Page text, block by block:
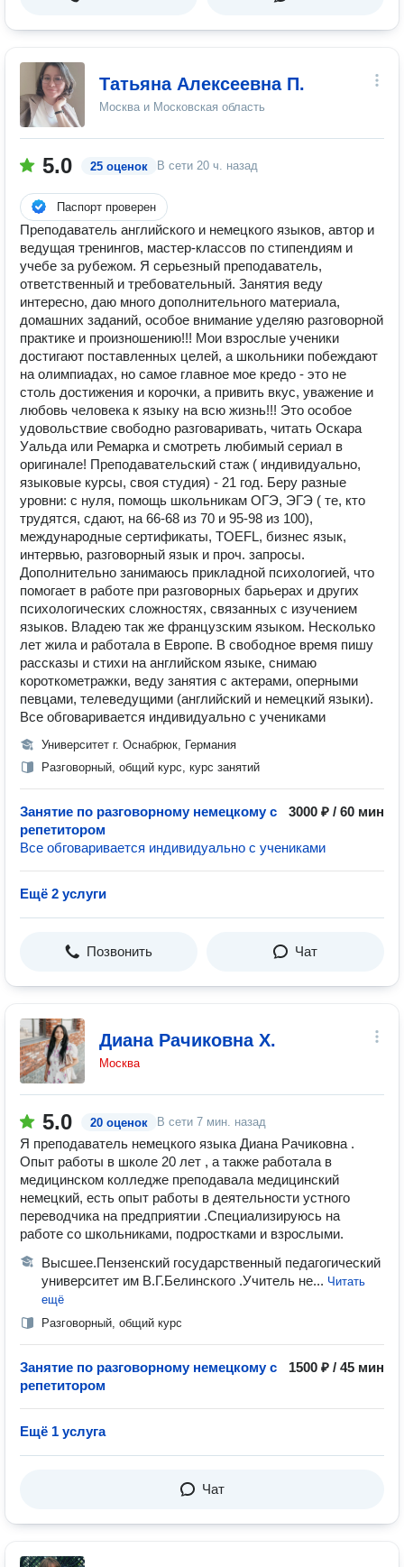
Татьяна Алексеевна П.
Москва и Московская область
5.0 25 оценок В сети 20 ч. назад
Паспорт проверен
Преподаватель английского и немецкого языков, автор и
ведущая тренингов, мастер-классов по стипендиям и
учебе за рубежом. Я серьезный преподаватель,
ответственный и требовательный. Занятия веду
интересно, даю много дополнительного материала,
домашних заданий, особое внимание уделяю разговорной
практике и произношению!!! Мои взрослые ученики
достигают поставленных целей, а школьники побеждают
на олимпиадах, но самое главное мое кредо - это не
столь достижения и корочки, а привить вкус, уважение и
любовь человека к языку на всю жизнь!!! Это особое
удовольствие свободно разговаривать, читать Оскара
Уальда или Ремарка и смотреть любимый сериал в
оригинале! Преподавательский стаж ( индивидуально,
языковые курсы, своя студия) - 21 год. Беру разные
уровни: с нуля, помощь школьникам ОГЭ, ЭГЭ ( те, кто
трудятся, сдают, на 66-68 из 70 и 95-98 из 100),
международные сертификаты, TOEFL, бизнес язык,
интервью, разговорный язык и проч. запросы.
Дополнительно занимаюсь прикладной психологией, что
помогает в работе при разговорных барьерах и других
психологических сложностях, связанных с изучением
языков. Владею так же французским языком. Несколько
лет жила и работала в Европе. В свободное время пишу
рассказы и стихи на английском языке, снимаю
короткометражки, веду занятия с актерами, оперными
певцами, телеведущими (английский и немецкий языки).
Все обговаривается индивидуально с учениками
Университет г. Оснабрюк, Германия
Разговорный, общий курс, курс занятий
Занятие по разговорному немецкому с
репетитором
3000 ₽ / 60 мин
Все обговаривается индивидуально с учениками
Ещё 2 услуги
Позвонить Чат
Диана Рачиковна Х.
Москва
5.0 20 оценок В сети 7 мин. назад
Я преподаватель немецкого языка Диана Рачиковна .
Опыт работы в школе 20 лет , а также работала в
медицинском колледже преподавала медицинский
немецкий, есть опыт работы в деятельности устного
переводчика на предприятии .Специализируюсь на
работе со школьниками, подростками и взрослыми.
Высшее.Пензенский государственный педагогический
университет им В.Г.Белинского .Учитель не... Читать
ещё
Разговорный, общий курс
Занятие по разговорному немецкому с
репетитором
1500 ₽ / 45 мин
Ещё 1 услуга
Чат